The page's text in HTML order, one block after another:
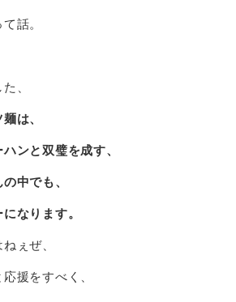
話。
、
は、
ンと双璧を成す、
中でも、
なります。
ぇぜ、
援をすべく、